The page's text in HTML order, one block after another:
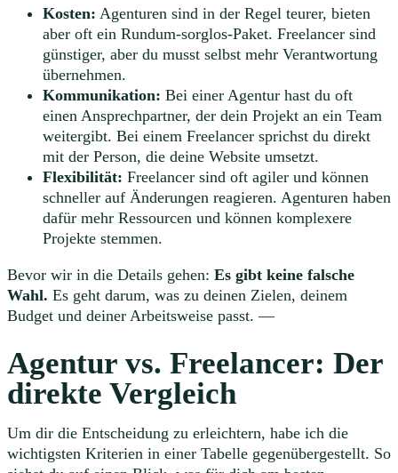
Kosten: Agenturen sind in der Regel teurer, bieten
aber oft ein Rundum-sorglos-Paket. Freelancer sind
günstiger, aber du musst selbst mehr Verantwortung
übernehmen.
Kommunikation: Bei einer Agentur hast du oft
einen Ansprechpartner, der dein Projekt an ein Team
weitergibt. Bei einem Freelancer sprichst du direkt
mit der Person, die deine Website umsetzt.
Flexibilität: Freelancer sind oft agiler und können
schneller auf Änderungen reagieren. Agenturen haben
dafür mehr Ressourcen und können komplexere
Projekte stemmen.
Bevor wir in die Details gehen: Es gibt keine falsche
Wahl. Es geht darum, was zu deinen Zielen, deinem
Budget und deiner Arbeitsweise passt. —
Agentur vs. Freelancer: Der
direkte Vergleich
Um dir die Entscheidung zu erleichtern, habe ich die
wichtigsten Kriterien in einer Tabelle gegenübergestellt. So